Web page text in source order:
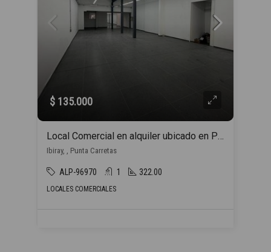
$ 135.000
Local Comercial en alquiler ubicado en Punta Carretas
Ibiray, , Punta Carretas
ALP-96970 1 322.00
LOCALES COMERCIALES